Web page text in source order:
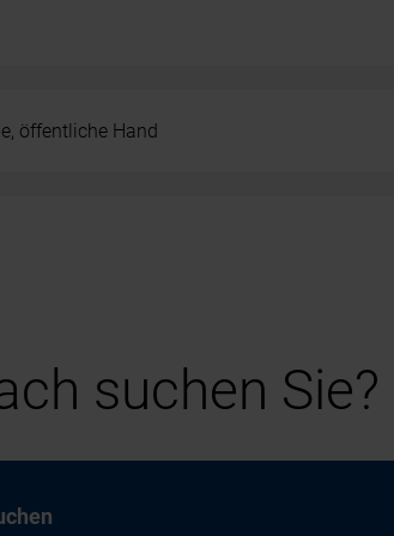
öffentliche Hand
suchen Sie?